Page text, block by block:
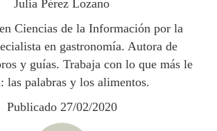
r
Julia Pérez Lozano
Ciencias de la Información por la
en gastronomía. Autora de
y guías. Trabaja con lo que más le
las palabras y los alimentos.
Publicado 27/02/2020